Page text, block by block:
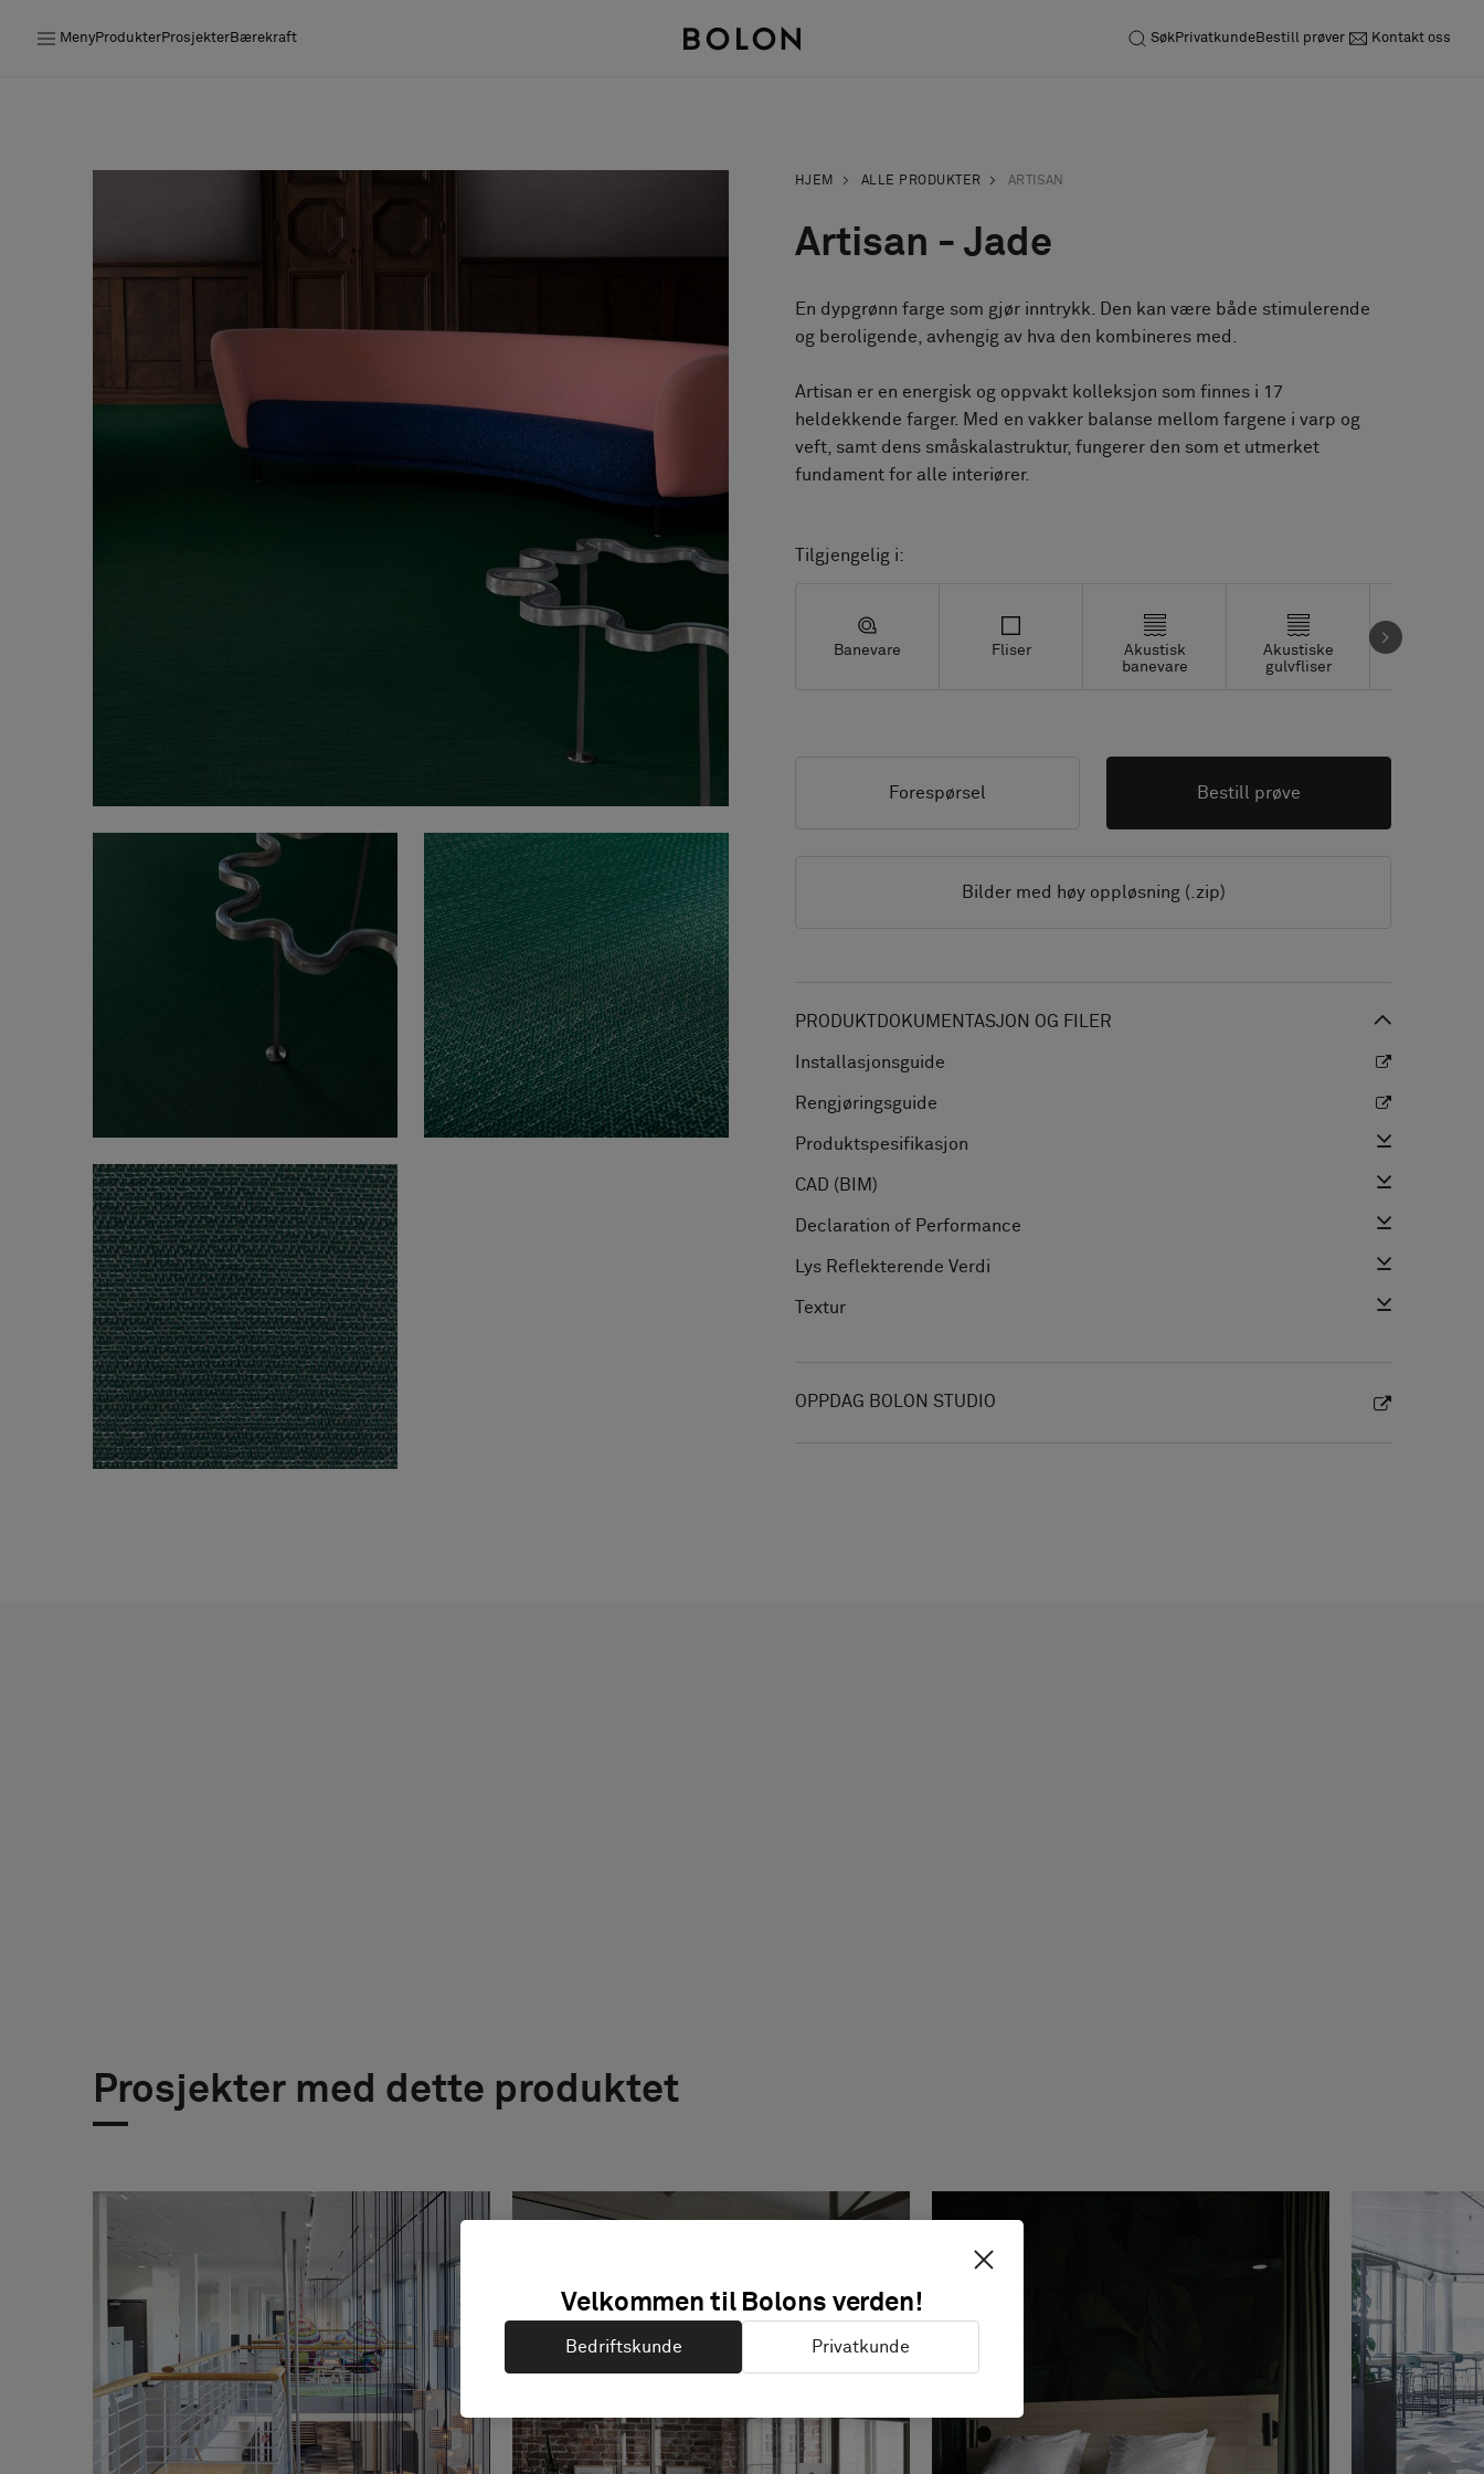
MenyProdukterProsjekterBærekraft SøkPrivatkundeBestill prøver Kontakt oss
Installation
Samarbeid med designere
HJEM ALLE PRODUKTER ARTISAN
Artisan - Jade
En dypgrønn farge som gjør inntrykk. Den kan være både stimulerende
og beroligende, avhengig av hva den kombineres med.
Artisan er en energisk og oppvakt kolleksjon som finnes i 17
heldekkende farger. Med en vakker balanse mellom fargene i varp og
veft, samt dens småskalastruktur, fungerer den som et utmerket
fundament for alle interiører.
Tilgjengelig i:
Banevare Fliser
Akustisk
banevare
Akustiske
gulvfliser
Studio fliser
Forespørsel Bestill prøve
Bilder med høy oppløsning (.zip)
PRODUKTDOKUMENTASJON OG FILER
Installasjonsguide
Rengjøringsguide
Produktspesifikasjon
CAD (BIM)
Declaration of Performance
Lys Reflekterende Verdi
Textur
OPPDAG BOLON STUDIO
Prosjekter med dette produktet
Velkommen til Bolons verden!
Bedriftskunde Privatkunde